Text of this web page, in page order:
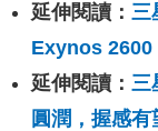
延伸閱讀： 三
Exynos 2600
延伸閱讀： 三
圓潤，握感